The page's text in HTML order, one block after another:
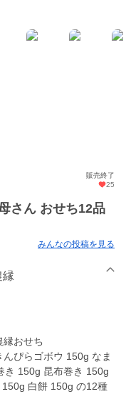
販売終了
25
さん おせち12品
みんなの投稿を見る
縁
縁おせち
ぴらゴボウ 150g なま
き 150g 昆布巻き 150g
白餅 150g の12種